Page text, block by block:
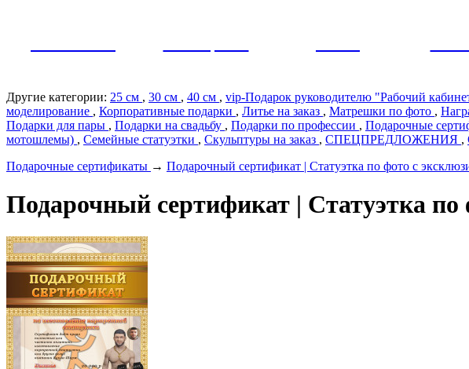
Другие категории: 25 см , 30 см , 40 см , vip-Подарок руководителю "Рабочий
моделирование , Корпоративные подарки , Литье на заказ , Матрешки по фото ,
Подарки для пары , Подарки на свадьбу , Подарки по профеcсии , Подарочные
мотошлемы) , Семейные статуэтки , Скульптуры на заказ , СПЕЦПРЕДЛОЖЕНИЯ ,
Подарочные сертификаты → Подарочный сертификат | Статуэтка по фото с
Подарочный сертификат | Статуэтка